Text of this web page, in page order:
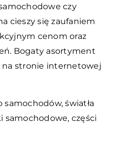
czy
cieszy się zaufaniem
cenom oraz
Bogaty asortyment
stronie internetowej
samochodów,światła
samochodowe, części